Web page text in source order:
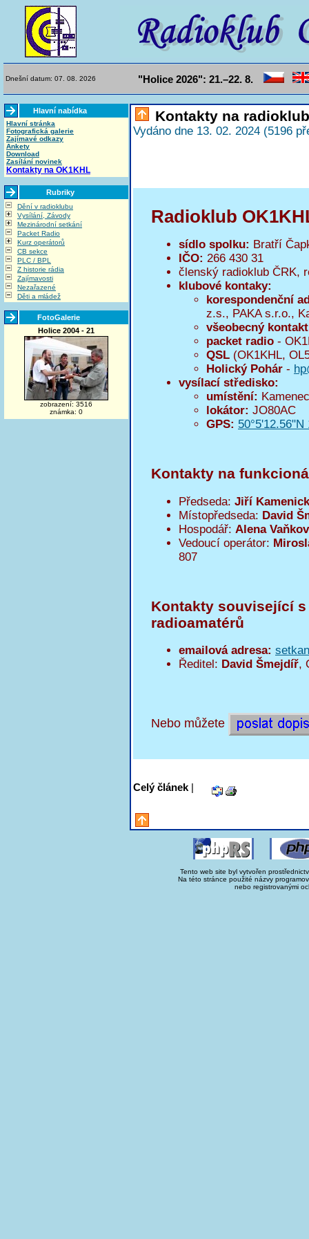
Dnešní datum: 07. 08. 2026 "Holice 2026": 21.–22. 8.
Hlavní nabídka
Hlavní stránka
Fotografická galerie
Zajímavé odkazy
Ankety
Download
Zasílání novinek
Kontakty na OK1KHL
Rubriky
Dění v radioklubu
Vysílání, Závody
Mezinárodní setkání
Packet Radio
Kurz operátorů
CB sekce
PLC / BPL
Z historie rádia
Zajímavosti
Nezařazené
Děti a mládež
FotoGalerie
Holice 2004 - 21
zobrazení: 3516
známka: 0
Kontakty na
Vydáno dne 13. 02. 2024 (5196
Radioklub
sídlo spolku: Bratří
IČO: 266 430 31
členský radioklub ČRK,
klubové kontaky:
korespondenční
z.s., PAKA s.r.o.,
všeobecný kontakt
packet radio -
QSL (OK1KHL,
Holický Pohár -
vysílací středisko:
umístění:
lokátor: JO80AC
GPS: 50°5'12.56"N
Kontakty na
Předseda: Jiří
Místopředseda: David
Hospodář: Alena
Vedoucí operátor:
807
Kontakty související
radioamatérů
emailová adresa:
Ředitel: David Šmejdíř,
Nebo můžete
Celý článek |
Tento web site byl vytvořen
Na této stránce použité názvy
nebo registrovanými